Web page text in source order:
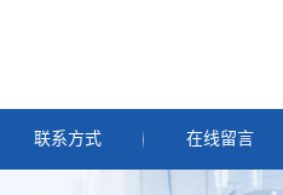
联系方式 在线留言